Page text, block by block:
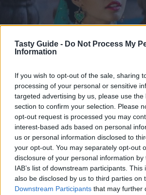
Tasty Guide - Do Not Process My
Information
If you wish to opt-out of the sale, sharing
processing of your personal or sensitive
targeted advertising by us, please use the
section to confirm your selection. Please
opt-out request is processed you may
interest-based ads based on personal
us or personal information disclosed to
your opt-out. You may separately opt-out
disclosure of your personal information
IAB’s list of downstream participants.
also be disclosed by us to third parties on
Downstream Participants that may further